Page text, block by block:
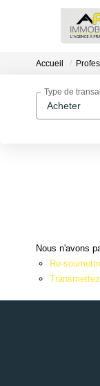
Accueil
Acheter
Type de
Nous n'avons
Re-